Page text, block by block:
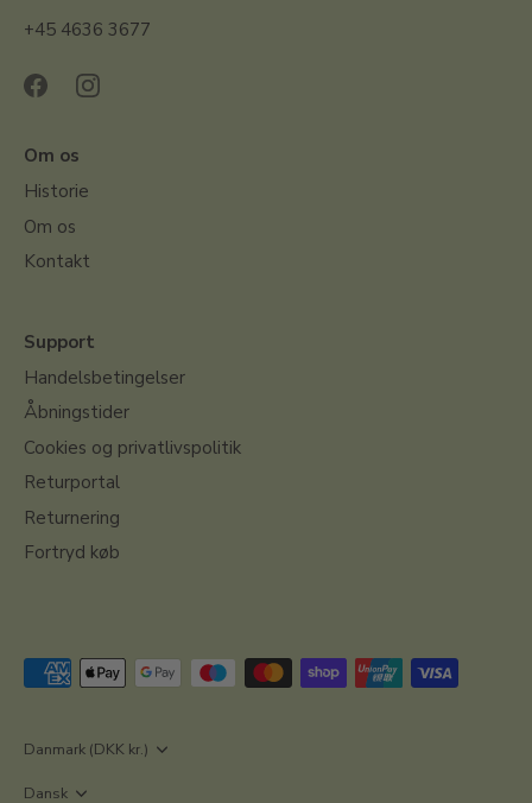
+45 4636 3677
Om os
Historie
Om os
Kontakt
Support
Handelsbetingelser
Åbningstider
Cookies og privatlivspolitik
Returportal
Returnering
Fortryd køb
Valuta
Danmark (DKK kr.)
Sprog
Dansk